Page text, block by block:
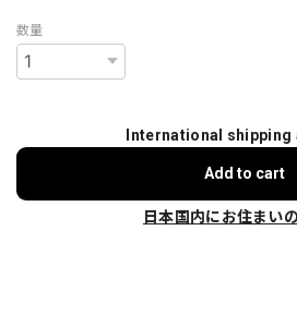
数量
International shipping
Add to cart
日本国内にお住まい